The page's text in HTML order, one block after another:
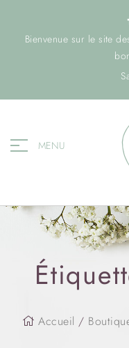
Bienvenue sur le site
MENU
Accueil /